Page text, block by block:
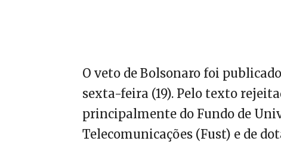
O veto de Bolsonaro foi
sexta-feira (19). Pelo texto
principalmente do Fundo de
Telecomunicações (Fust) e de